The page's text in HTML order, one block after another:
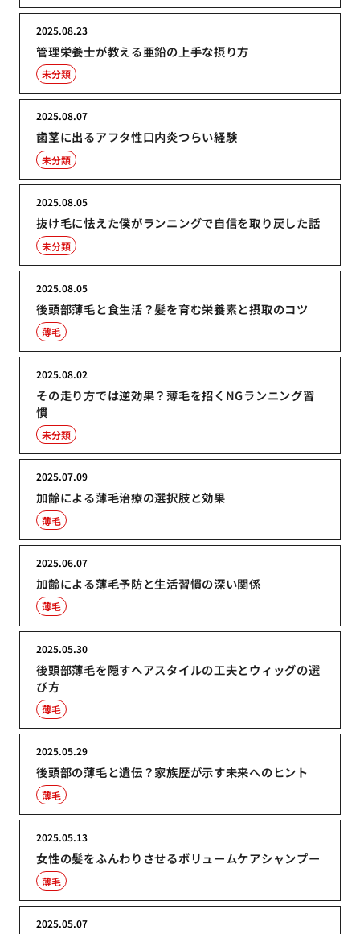
管理栄養士が教える亜鉛の上手な摂り方
2025.08.23
未分類
歯茎に出るアフタ性口内炎つらい経験
2025.08.07
未分類
抜け毛に怯えた僕がランニングで自信を取り戻した話
2025.08.05
未分類
後頭部薄毛と食生活？髪を育む栄養素と摂取のコツ
2025.08.05
薄毛
その走り方では逆効果？薄毛を招くNGランニング習
慣
2025.08.02
未分類
加齢による薄毛治療の選択肢と効果
2025.07.09
薄毛
加齢による薄毛予防と生活習慣の深い関係
2025.06.07
薄毛
後頭部薄毛を隠すヘアスタイルの工夫とウィッグの選
び方
2025.05.30
薄毛
後頭部の薄毛と遺伝？家族歴が示す未来へのヒント
2025.05.29
薄毛
女性の髪をふんわりさせるボリュームケアシャンプー
2025.05.13
薄毛
2025.05.07